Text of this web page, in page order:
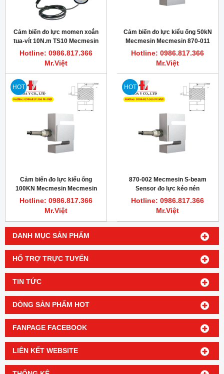
DANH MỤC SẢN PHẨM
HỔ TRỢ TRỰC TUYẾN
TIN TỨC
DÒNG SẢN PHẨM HOT
FANPAGE FACEBOOK
LIÊN KẾT WEBSITE
Cảm biến đo lực momen xoắn
tua-vít 10N.m TS10 Mecmesin
871-001
Hotline: 0986.817.366
Mr.Việt
Cảm biến đo lực kiểu ống 50kN
Mecmesin Mecmesin 870-011
Hotline: 0986.817.366
Mr.Việt
HOT
Cảm biến đo lực kiểu ống
100KN Mecmesin Mecmesin
870-010
Hotline: 0986.817.366
Mr.Việt
HOT
870-002 Mecmesin S-beam
Sensor đo lực kéo nén
100N/10kgf/22lbf
Hotline: 0986.817.366
Mr.Việt